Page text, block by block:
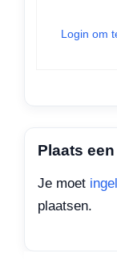
Login om
Plaats
Je moet
plaatsen.